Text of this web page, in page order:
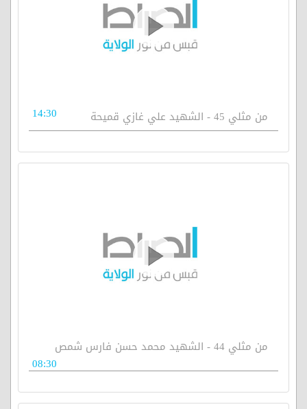
من مثلي 45 - الشهيد علي غازي قميحة 14:30
من مثلي 44 - الشهيد محمد حسن فارس شمص
08:30